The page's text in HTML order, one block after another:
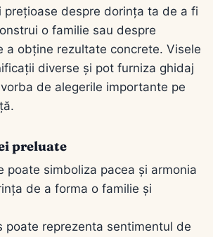
prețioase despre dorința ta de a fi
o familie sau despre
a obține rezultate concrete. Visele
diverse și pot furniza ghidaj
de alegerile importante pe
preluate
poate simboliza pacea și armonia
de a forma o familie și
poate reprezenta sentimentul de